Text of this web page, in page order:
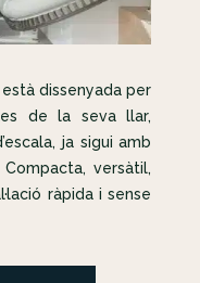
dissenyada per
de la seva llar,
ja sigui amb
versàtil,
ràpida i sense